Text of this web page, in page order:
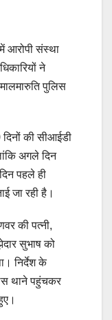
आरोपी संस्था
ने
पुलिस
की सीआईडी
अगले दिन
पहले ही
जा रही है।
की पत्नी,
सुभाष को
निर्देश के
थाने पहुंचकर